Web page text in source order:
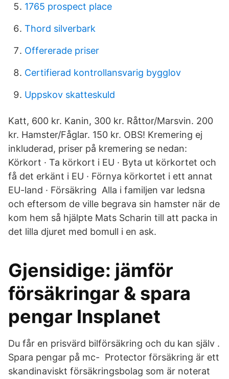
1765 prospect place
Thord silverbark
Offererade priser
Certifierad kontrollansvarig bygglov
Uppskov skatteskuld
Katt, 600 kr. Kanin, 300 kr. Råttor/Marsvin. 200
kr. Hamster/Fåglar. 150 kr. OBS! Kremering ej
inkluderad, priser på kremering se nedan:
Körkort · Ta körkort i EU · Byta ut körkortet och
få det erkänt i EU · Förnya körkortet i ett annat
EU-land · Försäkring Alla i familjen var ledsna
och eftersom de ville begrava sin hamster när de
kom hem så hjälpte Mats Scharin till att packa in
det lilla djuret med bomull i en ask.
Gjensidige: jämför
försäkringar & spara
pengar Insplanet
Du får en prisvärd bilförsäkring och du kan själv .
Spara pengar på mc- Protector försäkring är ett
skandinaviskt försäkringsbolag som är noterat